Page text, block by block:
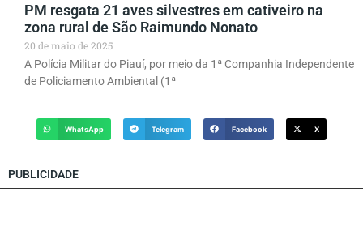
PM resgata 21 aves silvestres em cativeiro na
zona rural de São Raimundo Nonato
20 de maio de 2025
A Polícia Militar do Piauí, por meio da 1ª Companhia Independente
de Policiamento Ambiental (1ª
WhatsApp Telegram Facebook X
PUBLICIDADE